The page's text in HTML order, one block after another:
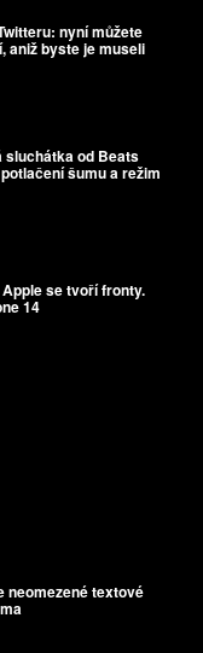
nyní můžete
aniž byste je museli
sluchátka od Beats
šumu a režim
se tvoří fronty.
14
neomezené textové